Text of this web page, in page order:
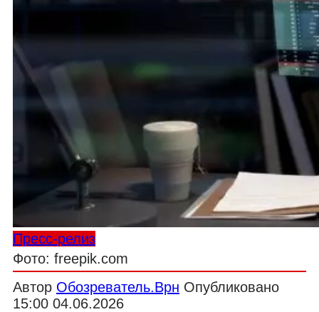
Пресс-релиз
Фото: freepik.com
Автор Обозреватель.Врн Опубликовано
15:00 04.06.2026